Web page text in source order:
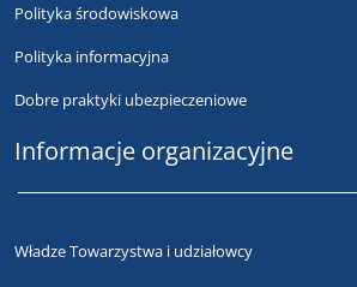
Polityka środowiskowa
Polityka informacyjna
Dobre praktyki ubezpieczeniowe
Informacje organizacyjne
Władze Towarzystwa i udziałowcy